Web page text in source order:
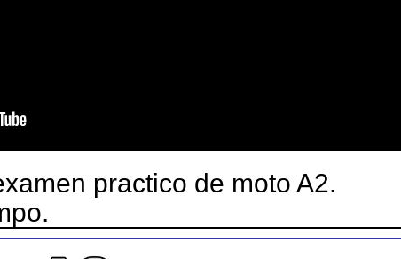
practico de moto A2.